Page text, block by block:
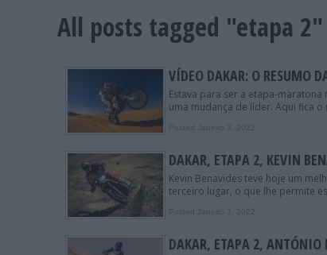
All posts tagged "etapa 2"
VÍDEO DAKAR: O RESUMO
Estava para ser a etapa-maratona
uma mudança de líder. Aqui fica
Posted Janeiro 3, 2022
DAKAR, ETAPA 2, KEVIN
Kevin Benavides teve hoje um
terceiro lugar, o que lhe permite
Posted Janeiro 3, 2022
DAKAR, ETAPA 2, ANTÓNIO